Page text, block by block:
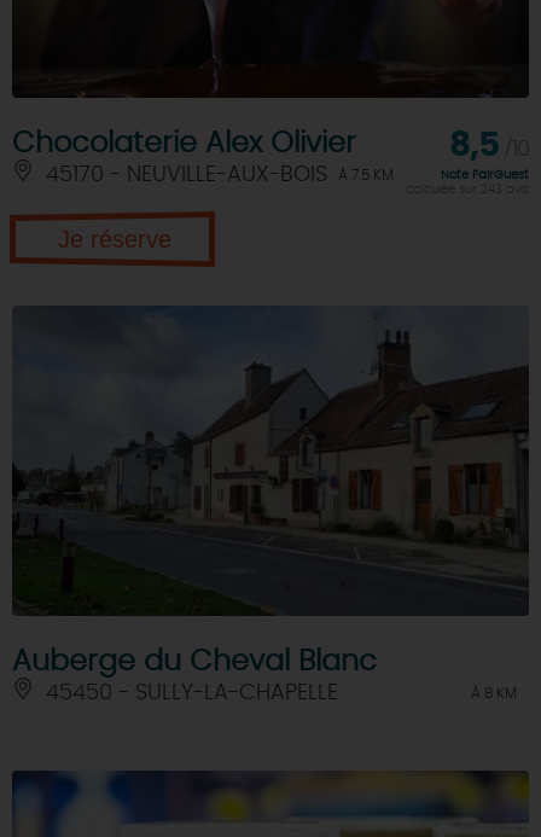
Chocolaterie Alex Olivier
45170 - NEUVILLE-AUX-BOIS À 7.5 KM
8,5
Note FairGuest
calculée sur 243 avis
Je réserve
Auberge du Cheval Blanc
45450 - SULLY-LA-CHAPELLE À 8 KM